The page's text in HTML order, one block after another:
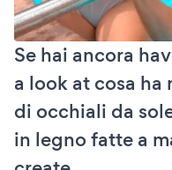
Se hai ancora
a look at cosa ha
di occhiali da
in legno fatte a